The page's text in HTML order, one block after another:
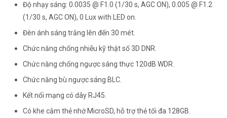
Độ nhạy sáng: 0.0035 @ F1.0 (1/30 s, AGC ON), 0.005 @ F1.2
(1/30 s, AGC ON), 0 Lux with LED on.
Đèn ánh sáng trắng lên đến 30 mét.
Chức năng chống nhiễu kỹ thật số 3D DNR.
Chức năng chống ngược sáng thực 120dB WDR.
Chức năng bù ngược sáng BLC.
Kết nối mạng có dây RJ45.
Có khe cắm thẻ nhớ MicroSD, hỗ trợ thẻ tối đa 128GB.